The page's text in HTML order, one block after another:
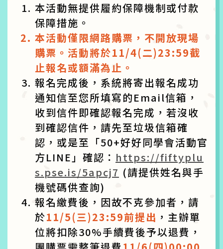
本活動無提供履約保障機制或付款
保障措施。
本活動僅限網路購票，不開放現場
購票。活動將於11/4(二)23:59截
止報名或額滿為止。
報名完成後，系統將寄出報名成功
通知信至您所填寫的Email信箱，
收到信件即確認報名完成，若沒收
到確認信件，請先至垃圾信箱確
認，或是至「50+好好同學會活動官
方LINE」確認： https://fiftyplu
s.pse.is/5apcj7 (請提供姓名與手
機號碼供查詢)
報名繳費後，因故不克參加者，請
於11/5(三)23:59前提出 ，主辦單
位將扣除30%手續費後予以退費，